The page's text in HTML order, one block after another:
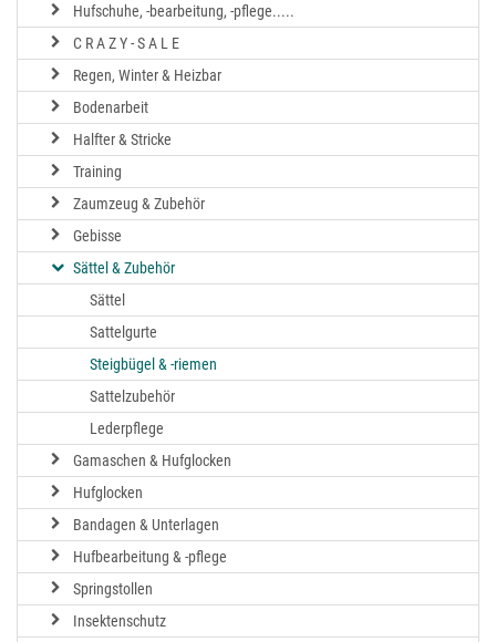
Hufschuhe, -bearbeitung, -pflege.....
C R A Z Y - S A L E
Regen, Winter & Heizbar
Bodenarbeit
Halfter & Stricke
Training
Zaumzeug & Zubehör
Gebisse
Sättel & Zubehör
Sättel
Sattelgurte
Steigbügel & -riemen
Sattelzubehör
Lederpflege
Gamaschen & Hufglocken
Hufglocken
Bandagen & Unterlagen
Hufbearbeitung & -pflege
Springstollen
Insektenschutz